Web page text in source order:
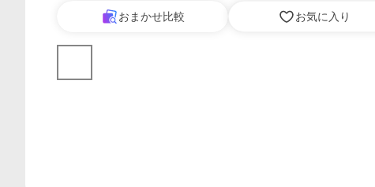
おまかせ比較 お気に入り